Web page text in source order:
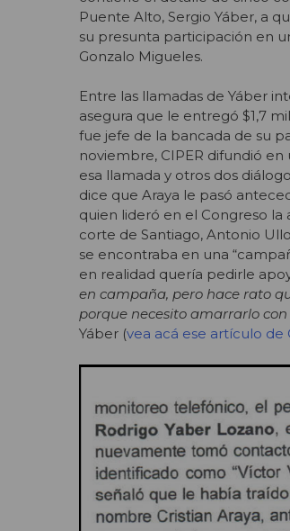
Puente Alto, Sergio Yáber, a
su presunta participación en
Gonzalo Migueles.
Entre las llamadas de Yáber
asegura que le entregó $1,7
fue jefe de la bancada de su
noviembre, CIPER difundió
esa llamada y otros dos
dice que Araya le pasó
quien lideró en el Congreso
corte de Santiago, Antonio
se encontraba en una
en realidad quería pedirle
en campaña, pero hace rato
porque necesito amarrarlo
Yáber (vea acá ese artículo